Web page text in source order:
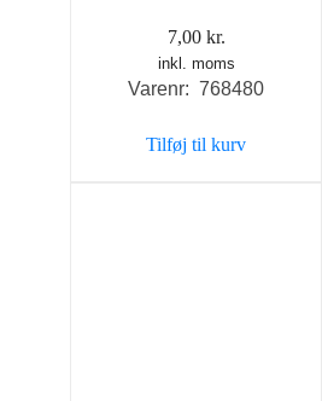
7,00 kr.
inkl. moms
Varenr: 768480
Tilføj til kurv